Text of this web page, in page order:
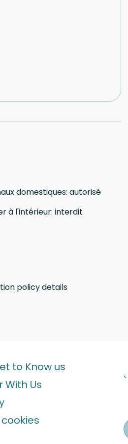
domestiques: autorisé
à l'intérieur: interdit
policy details
to Know us
With Us